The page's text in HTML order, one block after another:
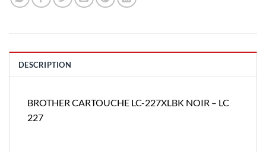
DESCRIPTION
BROTHER CARTOUCHE LC-227XLBK NOIR – LC
227